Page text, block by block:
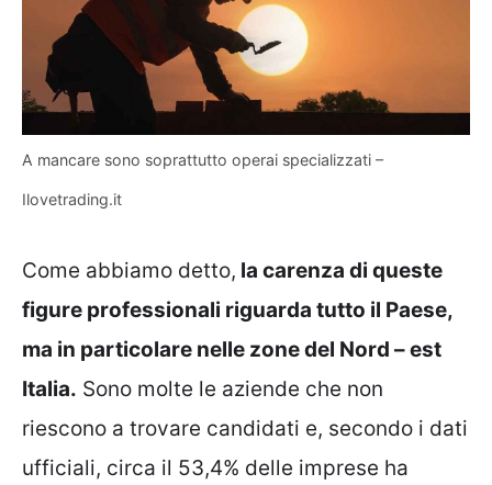
A mancare sono soprattutto operai specializzati –
Ilovetrading.it
Come abbiamo detto, la carenza di queste
figure professionali riguarda tutto il Paese,
ma in particolare nelle zone del Nord – est
Italia. Sono molte le aziende che non
riescono a trovare candidati e, secondo i dati
ufficiali, circa il 53,4% delle imprese ha